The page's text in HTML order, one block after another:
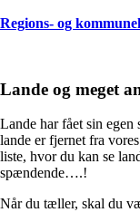
Regions- og
Lande og meget
Lande har fået sin
lande er fjernet fra
liste, hvor du kan se
spændende….!
Når du tæller, skal du